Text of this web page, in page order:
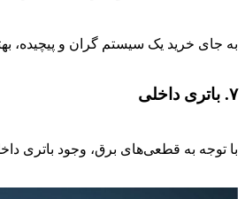
به جای خرید یک سیستم گران و پیچیده،
۷. باتری داخلی
با توجه به قطعی‌های برق، وجود باتری